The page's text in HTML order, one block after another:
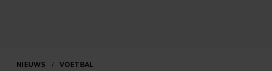
NIEUWS / VOETBAL